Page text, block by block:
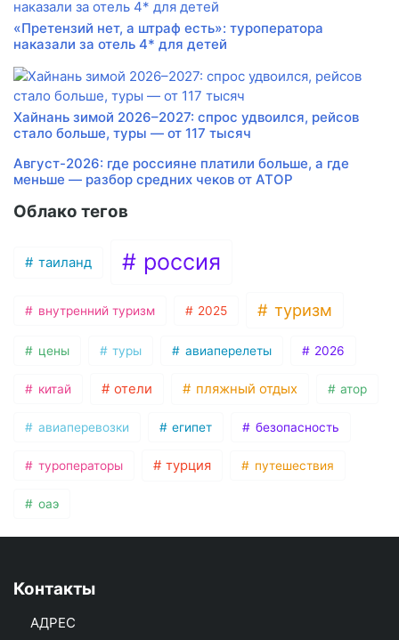
«Претензий нет, а штраф есть»: туроператора
наказали за отель 4* для детей
Хайнань зимой 2026–2027: спрос удвоился, рейсов
стало больше, туры — от 117 тысяч
Август-2026: где россияне платили больше, а где
меньше — разбор средних чеков от АТОР
Облако тегов
таиланд россия
внутренний туризм 2025 туризм
цены туры авиаперелеты 2026
китай отели пляжный отдых атор
авиаперевозки египет безопасность
туроператоры турция путешествия
оаэ
Контакты
АДРЕС